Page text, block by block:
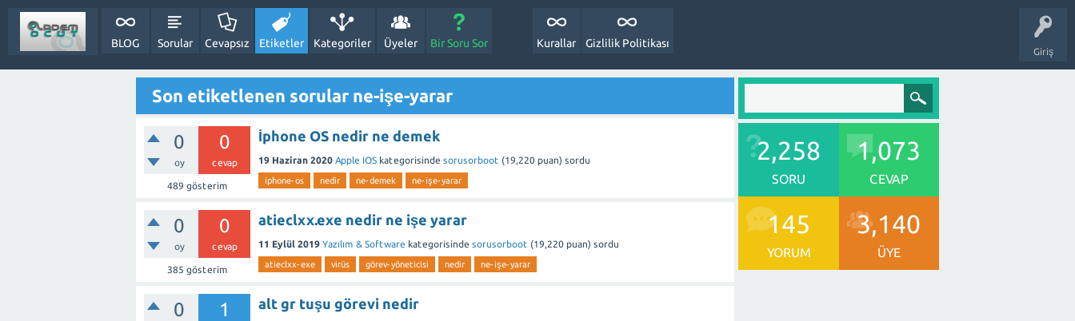
Giriş
BLOG Sorular Cevapsız Etiketler Kategoriler Üyeler Bir Soru Sor Gizlilik Politikası
Kurallar
Son etiketlenen sorular ne-işe-yarar
0
oy
0
cevap
489 gösterim
İphone OS nedir ne demek
19 Haziran 2020 Apple IOS kategorisinde sorusorboot (19,220 puan) sordu
iphone-os nedir ne-demek ne-işe-yarar
0
oy
0
cevap
385 gösterim
atieclxx.exe nedir ne işe yarar
11 Eylül 2019 Yazılım & Software kategorisinde sorusorboot (19,220 puan) sordu
atieclxx-exe virüs görev-yöneticisi nedir ne-işe-yarar
0 1 alt gr tuşu görevi nedir
2,258
SORU
1,073
CEVAP
145
YORUM
3,140
ÜYE